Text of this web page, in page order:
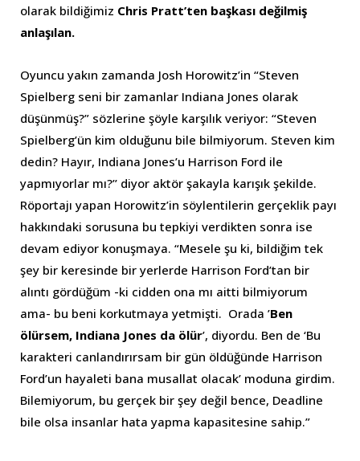
olarak bildiğimiz Chris Pratt’ten başkası değilmiş
anlaşılan.
Oyuncu yakın zamanda Josh Horowitz’in “Steven
Spielberg seni bir zamanlar Indiana Jones olarak
düşünmüş?” sözlerine şöyle karşılık veriyor: “Steven
Spielberg’ün kim olduğunu bile bilmiyorum. Steven kim
dedin? Hayır, Indiana Jones’u Harrison Ford ile
yapmıyorlar mı?’’ diyor aktör şakayla karışık şekilde.
Röportajı yapan Horowitz’in söylentilerin gerçeklik payı
hakkındaki sorusuna bu tepkiyi verdikten sonra ise
devam ediyor konuşmaya. “Mesele şu ki, bildiğim tek
şey bir keresinde bir yerlerde Harrison Ford’tan bir
alıntı gördüğüm -ki cidden ona mı aitti bilmiyorum
ama- bu beni korkutmaya yetmişti. Orada ’Ben
ölürsem, Indiana Jones da ölür’, diyordu. Ben de ‘Bu
karakteri canlandırırsam bir gün öldüğünde Harrison
Ford’un hayaleti bana musallat olacak’ moduna girdim.
Bilemiyorum, bu gerçek bir şey değil bence, Deadline
bile olsa insanlar hata yapma kapasitesine sahip.”